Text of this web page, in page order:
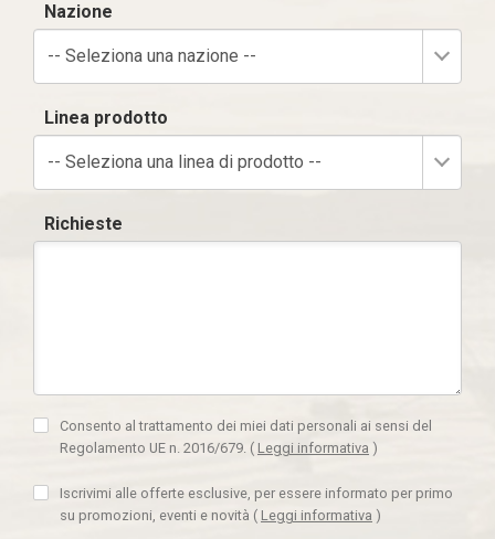
Nazione
-- Seleziona una nazione --
Linea prodotto
-- Seleziona una linea di prodotto --
Richieste
Consento al trattamento dei miei dati personali ai sensi del
Regolamento UE n. 2016/679. ( Leggi informativa )
Iscrivimi alle offerte esclusive, per essere informato per primo
su promozioni, eventi e novità ( Leggi informativa )